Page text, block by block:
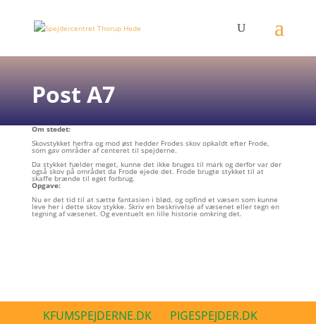
Post A7
Om stedet:
Skovstykket herfra og mod øst hedder Frodes skov opkaldt efter Frode,
som gav områder af centeret til spejderne.
Da stykket hælder meget, kunne det ikke bruges til mark og derfor var der
også skov på området da Frode ejede det. Frode brugte stykket til at
skaffe brænde til eget forbrug.
Opgave:
Nu er det tid til at sætte fantasien i blød, og opfind et væsen som kunne
leve her i dette skov stykke. Skriv en beskrivelse af væsenet eller tegn en
tegning af væsenet. Og eventuelt en lille historie omkring det.
KFUMSPEJDERNE.DK PIGESPEJDER.DK